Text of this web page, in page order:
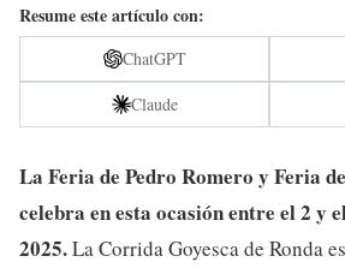
Resume este artículo con:
ChatGPT
Claude
La Feria de Pedro Romero y Feria
celebra en esta ocasión entre el 2 y
2025.La Corrida Goyesca de Ronda